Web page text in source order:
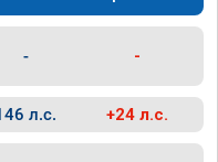
- -
л.с. +24 л.с.